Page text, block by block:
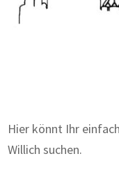
Hier könnt Ihr
Willich suchen.